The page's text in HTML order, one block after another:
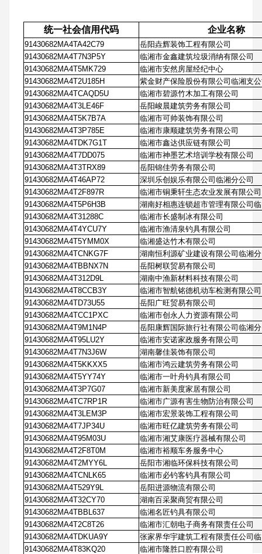
统一社会信用代码 企业名称
91430682MA4TA42C79
岳阳垚辉装饰工程有限公司
91430682MA4T7N3P5Y
临湘市金鑫建筑垃圾消纳有限公司
91430682MA4T5MK729
临湘市安然房屋经纪中心
91430682MA4T2U185H
紫金财产保险股份有限公司临湘支
91430682MA4TCAQD5U
临湘市碧源竹木加工有限公司
91430682MA4T3LE46F
岳阳峻晨建筑劳务有限公司
91430682MA4T5K7B7A
临湘市可帅装饰有限公司
91430682MA4T3P785E
临湘市康顺建筑劳务有限公司
91430682MA4TDK7G1T
临湘市鑫达供应链有限公司
91430682MA4T7DD075
临湘市神墨艺术培训学校有限公司
91430682MA4T3TRX89
岳阳锦佳劳务有限公司
91430682MA4T46AP72
深圳乐创娱乐有限公司临湘分公司
91430682MA4T2F897R
临湘市铜秉轩生态农业发展有限公司
91430682MA4T5P6H3B
湖南好相惠连锁超市管理有限公司临
91430682MA4T31288C
临湘市长盛制冰有限公司
91430682MA4T4YCU7Y
临湘市渔清泉钓具有限公司
91430682MA4T5YMM0X
临湘盛达竹木有限公司
91430682MA4TCNKG7F
湖南恒利源矿业建设有限公司临湘分
91430682MA4TBBNX7N
岳阳树联贸易有限公司
91430682MA4T312D9L
湖南中渔新材料科技有限公司
91430682MA4T8CCB3Y
临湘市智航铭德机动车检测有限公司
91430682MA4TD73U55
岳阳广旺贸易有限公司
91430682MA4TCC1PXC
临湘市创永人力资源有限公司
91430682MA4T9M1N4P
岳阳康辉国际旅行社有限公司临湘分
91430682MA4T95LU2Y
临湘市安诺家政服务有限公司
91430682MA4T7N3J6W
湖南馨佳装饰有限公司
91430682MA4T5KKXX5
临湘市鸿云建筑劳务有限公司
91430682MA4T5YY74Y
临湘市一叶舟钓具有限公司
91430682MA4T3P7G07
临湘市新美度家居有限公司
91430682MA4TC7RP1R
临湘市广源有害生物防治有限公司
91430682MA4T3LEM3P
临湘市宏景装饰工程有限公司
91430682MA4T7JP34U
临湘市旺亿建筑劳务有限公司
91430682MA4T95M03U
临湘市湘艾康医疗器械有限公司
91430682MA4T2F8T0M
临湘市裕顺车务服务中心
91430682MA4T2MYY6L
岳阳市湘临环保科技有限公司
91430682MA4TCNLK65
临湘市必钓客钓具有限公司
91430682MA4T529Y9L
岳阳进源物流有限公司
91430682MA4T32CY70
湖南百采聚商贸有限公司
91430682MA4TBBL637
临湘名匠钓具有限公司
91430682MA4T2C8T26
临湘市汇朝电子商务有限责任公司
91430682MA4TDKUA9Y
张家界华宇建筑工程有限责任公司临
91430682MA4T83KQ20
临湘市隆胜口腔有限公司